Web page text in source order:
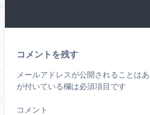
コメントを残す
メールアドレスが公開されることはあ
が付いている欄は必須項目です
コメント